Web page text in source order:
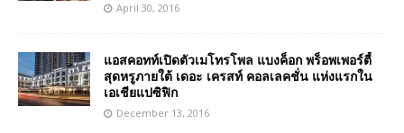
April 30, 2016
แอสคอทท์เปิดตัวเมโทรโพล แบงค็อก พร็อพเพอร์ตี้
สุดหรูภายใต้ เดอะ เครสท์ คอลเลคชั่น แห่งแรกใน
เอเชียแปซิฟิก
December 13, 2016